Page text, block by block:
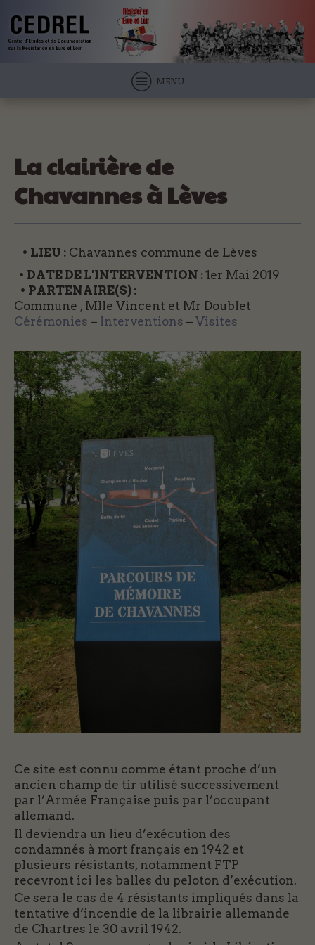
MENU
La clairière de
Chavannes à Lèves
• LIEU : Chavannes commune de Lèves
• DATE DE L'INTERVENTION :1er Mai 2019
• PARTENAIRE(S) :
Commune , Mlle Vincent et Mr Doublet
Cérémonies – Interventions – Visites
Ce site est connu comme étant proche d’un
ancien champ de tir utilisé successivement
par l’Armée Française puis par l’occupant
allemand.
Il deviendra un lieu d’exécution des
condamnés à mort français en 1942 et
plusieurs résistants, notamment FTP
recevront ici les balles du peloton d’exécution.
Ce sera le cas de 4 résistants impliqués dans la
tentative d’incendie de la librairie allemande
de Chartres le 30 avril 1942.